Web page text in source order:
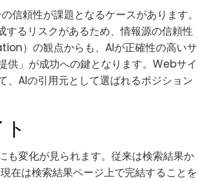
頼性が課題となるケースがあります。
るリスクがあるため、情報源の信頼性
）の観点からも、AIが正確性の高いサ
供」が成功への鍵となります。Webサイ
、AIの引用元として選ばれるポジション
変化が見られます。従来は検索結果か
在は検索結果ページ上で完結することを